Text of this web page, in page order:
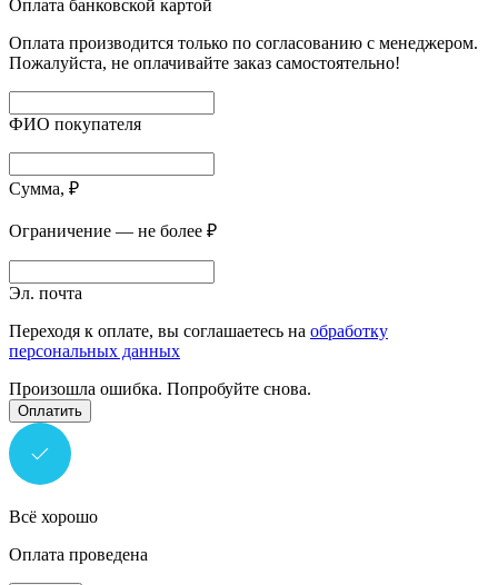
Оплата банковской картой
Оплата производится только по согласованию с менеджером.
Пожалуйста, не оплачивайте заказ самостоятельно!
ФИО покупателя
Сумма, ₽
Ограничение — не более ₽
Эл. почта
Переходя к оплате, вы соглашаетесь на обработку
персональных данных
Произошла ошибка. Попробуйте снова.
Оплатить
Всё хорошо
Оплата проведена